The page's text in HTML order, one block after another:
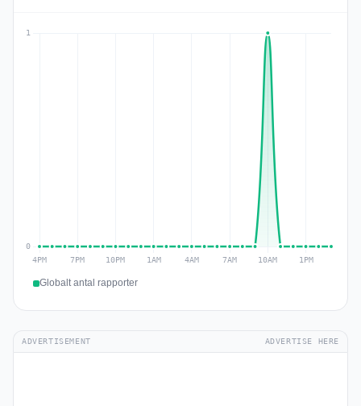
Globalt antal rapporter
ADVERTISEMENT ADVERTISE HERE